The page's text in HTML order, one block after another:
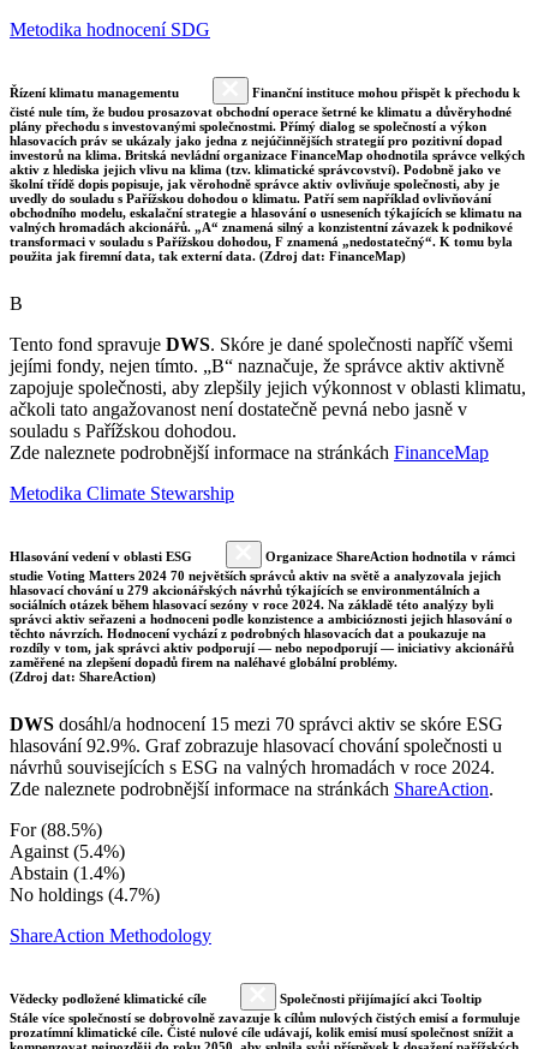
Metodika hodnocení SDG
Řízení klimatu managementu
Finanční instituce mohou přispět k přechodu k
čisté nule tím, že budou prosazovat obchodní operace šetrné ke klimatu a důvěryhodné
plány přechodu s investovanými společnostmi. Přímý dialog se společností a výkon
hlasovacích práv se ukázaly jako jedna z nejúčinnějších strategií pro pozitivní dopad
investorů na klima. Britská nevládní organizace FinanceMap ohodnotila správce velkých
aktiv z hlediska jejich vlivu na klima (tzv. klimatické správcovství). Podobně jako ve
školní třídě dopis popisuje, jak věrohodně správce aktiv ovlivňuje společnosti, aby je
uvedly do souladu s Pařížskou dohodou o klimatu. Patří sem například ovlivňování
obchodního modelu, eskalační strategie a hlasování o usneseních týkajících se klimatu na
valných hromadách akcionářů. „A“ znamená silný a konzistentní závazek k podnikové
transformaci v souladu s Pařížskou dohodou, F znamená „nedostatečný“. K tomu byla
použita jak firemní data, tak externí data. (Zdroj dat: FinanceMap)
B
Tento fond spravuje DWS. Skóre je dané společnosti napříč všemi
jejími fondy, nejen tímto. „B“ naznačuje, že správce aktiv aktivně
zapojuje společnosti, aby zlepšily jejich výkonnost v oblasti klimatu,
ačkoli tato angažovanost není dostatečně pevná nebo jasně v
souladu s Pařížskou dohodou.
Zde naleznete podrobnější informace na stránkách FinanceMap
Metodika Climate Stewarship
Hlasování vedení v oblasti ESG
Organizace ShareAction hodnotila v rámci
studie Voting Matters 2024 70 největších správců aktiv na světě a analyzovala jejich
hlasovací chování u 279 akcionářských návrhů týkajících se environmentálních a
sociálních otázek během hlasovací sezóny v roce 2024. Na základě této analýzy byli
správci aktiv seřazeni a hodnoceni podle konzistence a ambicióznosti jejich hlasování o
těchto návrzích. Hodnocení vychází z podrobných hlasovacích dat a poukazuje na
rozdíly v tom, jak správci aktiv podporují — nebo nepodporují — iniciativy akcionářů
zaměřené na zlepšení dopadů firem na naléhavé globální problémy.
(Zdroj dat: ShareAction)
DWS dosáhl/a hodnocení 15 mezi 70 správci aktiv se skóre ESG
hlasování 92.9%. Graf zobrazuje hlasovací chování společnosti u
návrhů souvisejících s ESG na valných hromadách v roce 2024.
Zde naleznete podrobnější informace na stránkách ShareAction.
For (88.5%)
Against (5.4%)
Abstain (1.4%)
No holdings (4.7%)
ShareAction Methodology
Vědecky podložené klimatické cíle
Společnosti přijímající akci Tooltip
Stále více společností se dobrovolně zavazuje k cílům nulových čistých emisí a formuluje
prozatímní klimatické cíle. Čisté nulové cíle udávají, kolik emisí musí společnost snížit a